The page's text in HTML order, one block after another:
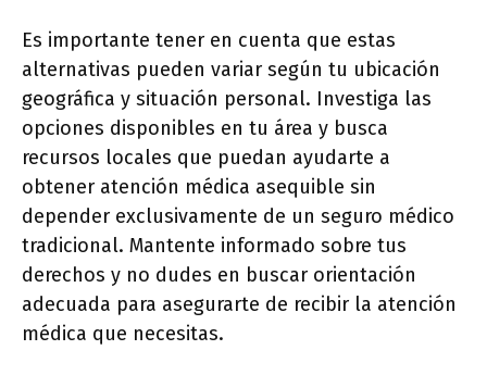
Es importante tener en cuenta que estas
alternativas pueden variar según tu ubicación
geográfica y situación personal. Investiga las
opciones disponibles en tu área y busca
recursos locales que puedan ayudarte a
obtener atención médica asequible sin
depender exclusivamente de un seguro médico
tradicional. Mantente informado sobre tus
derechos y no dudes en buscar orientación
adecuada para asegurarte de recibir la atención
médica que necesitas.